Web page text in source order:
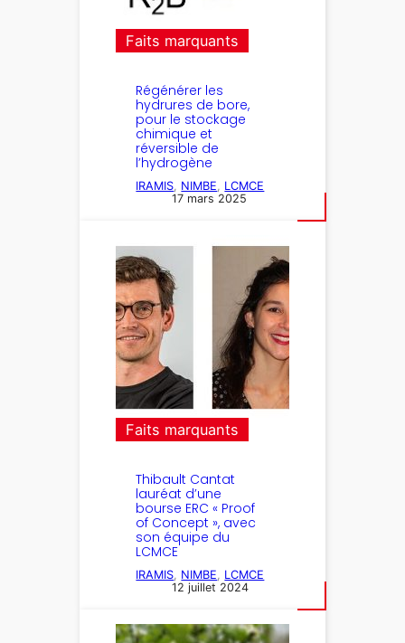
Faits marquants
Régénérer les
hydrures de bore,
pour le stockage
chimique et
réversible de
l’hydrogène
IRAMIS NIMBE
LCMCE
17 mars 2025
Faits marquants
Thibault Cantat
lauréat d’une
bourse ERC « Proof
of Concept », avec
son équipe du
LCMCE
IRAMIS, NIMBE, LCMCE
12 juillet 2024